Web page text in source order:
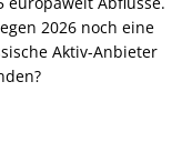
2026 noch eine
Aktiv-Anbieter